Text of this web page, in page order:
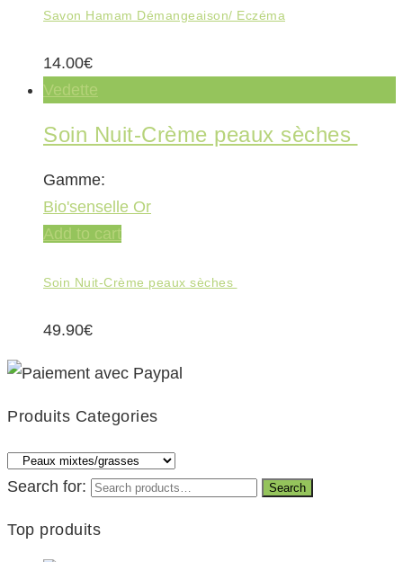
Savon Hamam Démangeaison/ Eczéma
14.00€
Vedette
Soin Nuit-Crème peaux sèches
Gamme:
Bio'senselle Or
Add to cart
Soin Nuit-Crème peaux sèches
49.90€
Produits Categories
Search for: Search
Top produits